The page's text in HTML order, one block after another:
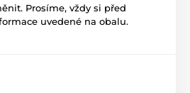
Prosíme, vždy si před
uvedené na obalu.